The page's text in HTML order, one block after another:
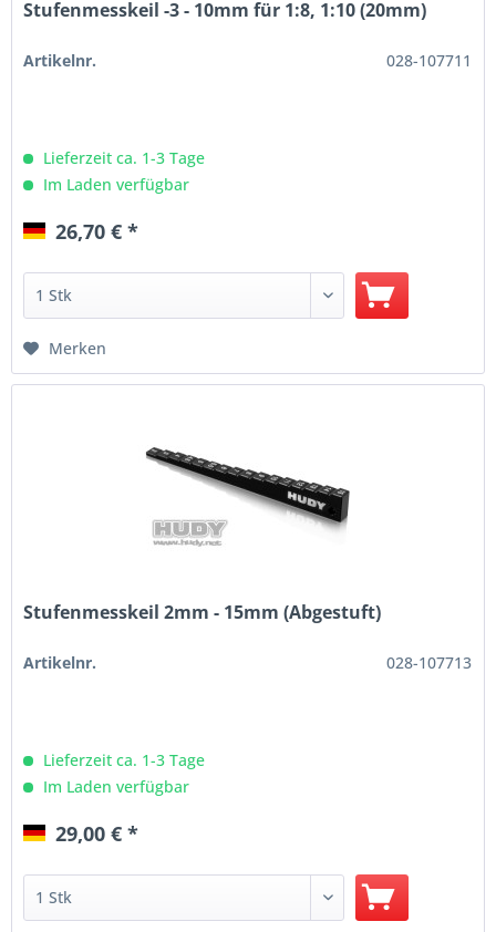
Stufenmesskeil -3 - 10mm für 1:8, 1:10 (20mm)
Artikelnr. 028-107711
Lieferzeit ca. 1-3 Tage
Im Laden verfügbar
26,70 € *
Merken
Stufenmesskeil 2mm - 15mm (Abgestuft)
Artikelnr. 028-107713
Lieferzeit ca. 1-3 Tage
Im Laden verfügbar
29,00 € *